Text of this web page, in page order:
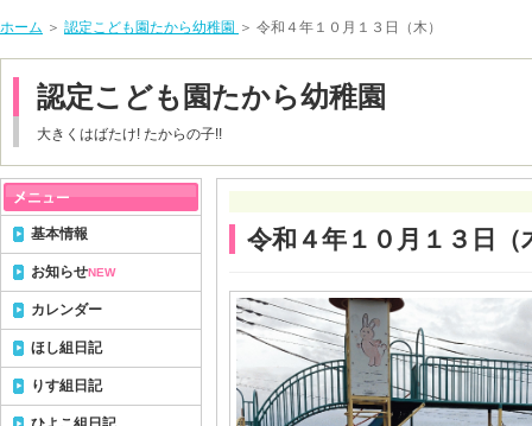
ホーム ＞ 認定こども園たから幼稚園 ＞ 令和４年１０月１３日（木）
認定こども園たから幼稚園
大きくはばたけ! たからの子!!
令和４年１０月１３日（
基本情報
お知らせNEW
カレンダー
ほし組日記
りす組日記